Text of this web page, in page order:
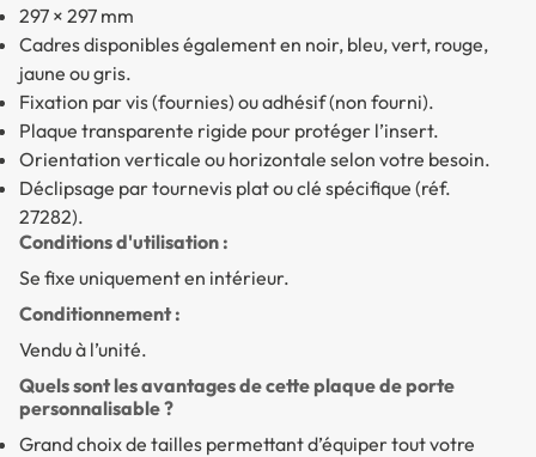
297 × 297 mm
Cadres disponibles également en noir, bleu, vert, rouge,
jaune ou gris.
Fixation par vis (fournies) ou adhésif (non fourni).
Plaque transparente rigide pour protéger l’insert.
Orientation verticale ou horizontale selon votre besoin.
Déclipsage par tournevis plat ou clé spécifique (réf.
27282).
Conditions d'utilisation :
Se fixe uniquement en intérieur.
Conditionnement :
Vendu à l’unité.
Quels sont les avantages de cette plaque de porte
personnalisable ?
Grand choix de tailles permettant d’équiper tout votre